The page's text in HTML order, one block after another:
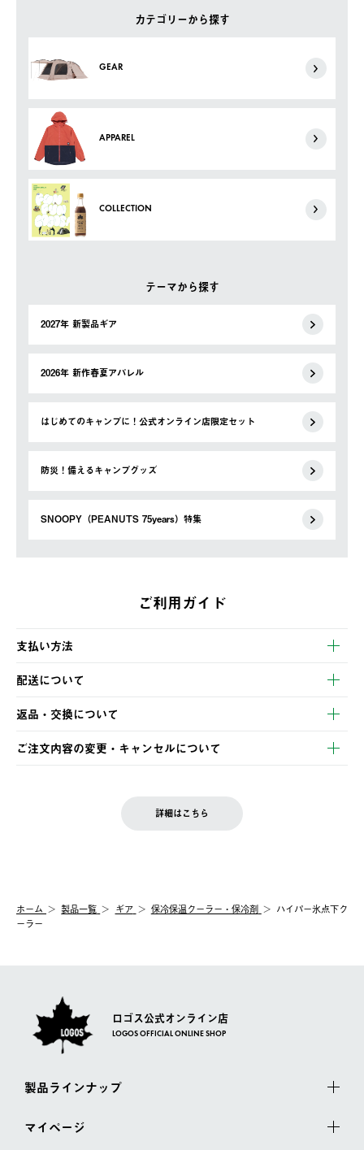
カテゴリーから探す
GEAR
APPAREL
COLLECTION
テーマから探す
2027年 新製品ギア
2026年 新作春夏アパレル
はじめてのキャンプに！公式オンライン店限定セット
防災！備えるキャンプグッズ
SNOOPY（PEANUTS 75years）特集
ご利用ガイド
支払い方法
以下のいずれかの方法でお支払いいただけます。
・クレジットカード決済
・コンビニ決済
・Pay-easy決済
配送について
【発送スケジュール】
ご注文・ご入金完了より2営業日以内に商品を発送いたします。
土日祝の発送はございませんので、木曜日以降のご注文は週明け
の発送となる場合がございます。
【配送業者】
佐川急便にて配送されます。
返品・交換について
※お客様都合の場合
お客様都合の返品にかかる送料は、お客様ご負担とさせていただ
一度お手元の商品を返品いただき、ご希望商品を再注文してくだ
ご注文内容の変更・キャンセルについて
LOGOS FAMILY会員の方は、会員マイページ内 購入履歴画面に
詳細はこちら
ホーム 製品一覧 ギア 保冷保温クーラー・保冷剤
ハイパー氷点下ク
ーラー
ロゴス公式オンライン店
LOGOS OFFICIAL ONLINE SHOP
製品ラインナップ
マイページ